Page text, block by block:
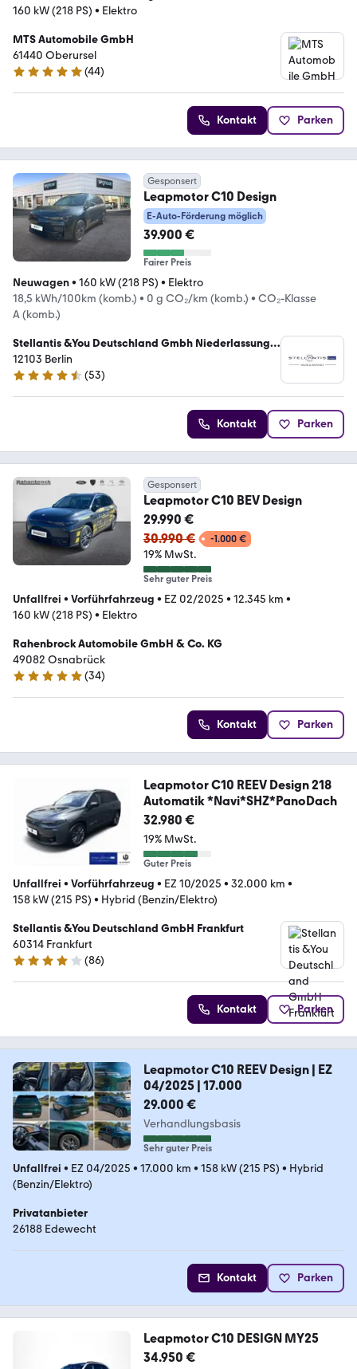
160 kW (218 PS) • Elektro
MTS Automobile GmbH
61440 Oberursel
5 Sterne
(44)
Kontakt Parken
Gesponsert
Leapmotor C10 Design
E-Auto-Förderung möglich
39.900 €
Fairer Preis
Neuwagen• 160 kW (218 PS) • Elektro
18,5 kWh/100km (komb.) • 0 g CO₂/km (komb.) • CO₂-Klasse
A (komb.)
Stellantis &You Deutschland Gmbh Niederlassung
Berlin Tempelhof
12103 Berlin
4.3 Sterne
(53)
Kontakt Parken
Gesponsert
Leapmotor C10 BEV Design
29.990 €
30.990 €
-1.000 €
19% MwSt.
Sehr guter Preis
Unfallfrei • Vorführfahrzeug • EZ 02/2025 • 12.345 km •
160 kW (218 PS) • Elektro
Rahenbrock Automobile GmbH & Co. KG
49082 Osnabrück
4.9 Sterne
(34)
Kontakt Parken
Leapmotor C10 REEV Design 218
Automatik *Navi*SHZ*PanoDach
32.980 €
19% MwSt.
Guter Preis
Unfallfrei • Vorführfahrzeug • EZ 10/2025 • 32.000 km •
158 kW (215 PS) • Hybrid (Benzin/Elektro)
Stellantis &You Deutschland GmbH Frankfurt
60314 Frankfurt
4.2 Sterne
(86)
Kontakt Parken
Leapmotor C10 REEV Design | EZ
04/2025 | 17.000
29.000 €
Verhandlungsbasis
Sehr guter Preis
Unfallfrei • EZ 04/2025 • 17.000 km • 158 kW (215 PS) • Hybrid
(Benzin/Elektro)
Privatanbieter
26188 Edewecht
Kontakt Parken
Leapmotor C10 DESIGN MY25
34.950 €